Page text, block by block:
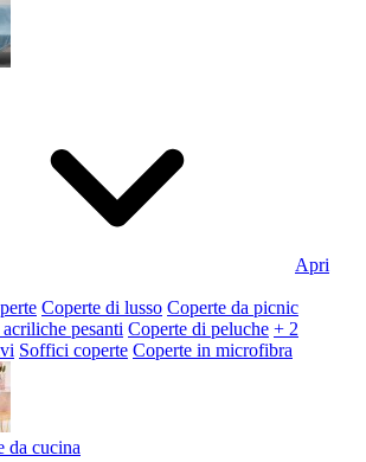
Apri
Coperte di lusso Coperte da picnic
pesanti Coperte di peluche + 2
Soffici coperte Coperte in microfibra
da cucina